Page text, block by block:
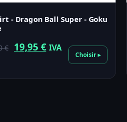
- Dragon Ball Super - Goku
€
Le
initial
19,95 €Le
actuel
IVA
Choisir ▸